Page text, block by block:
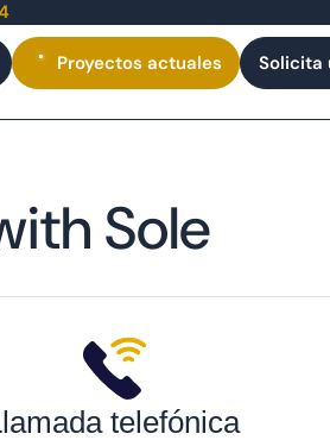
Proyectos actuales Solicita
Sole
telefónica